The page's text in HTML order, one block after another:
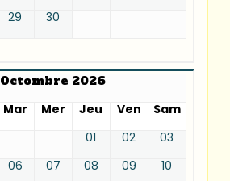
29 30
Octombre 2026
Mar Mer Jeu Ven
Sam
01
02
03
06 07 08 09
10